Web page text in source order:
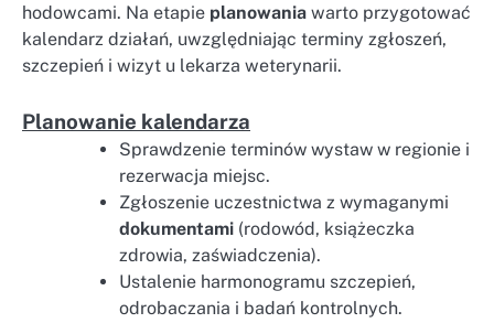
hodowcami. Na etapie planowania warto przygotować
kalendarz działań, uwzględniając terminy zgłoszeń,
szczepień i wizyt u lekarza weterynarii.
Planowanie kalendarza
Sprawdzenie terminów wystaw w regionie i
rezerwacja miejsc.
Zgłoszenie uczestnictwa z wymaganymi
dokumentami (rodowód, książeczka
zdrowia, zaświadczenia).
Ustalenie harmonogramu szczepień,
odrobaczania i badań kontrolnych.